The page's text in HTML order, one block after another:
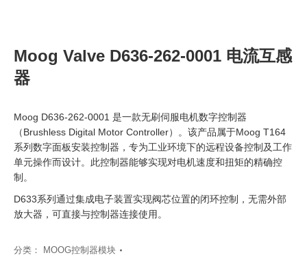
Moog Valve D636-262-0001 电流互感
器
Moog D636-262-0001 是一款无刷伺服电机数字控制器
（Brushless Digital Motor Controller）。该产品属于Moog T164
系列数字面板安装控制器，专为工业环境下的远程设备控制及工作
单元操作而设计。此控制器能够实现对电机速度和扭矩的精确控
制。
D633系列通过集成电子装置实现阀芯位置的闭环控制，无需外部
放大器，可直接与控制器连接使用。
分类： MOOG控制器模块